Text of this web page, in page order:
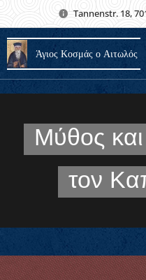
Tannenstr. 18,
Άγιος Κοσμάς ο Αιτωλός
Μύθος και
τον